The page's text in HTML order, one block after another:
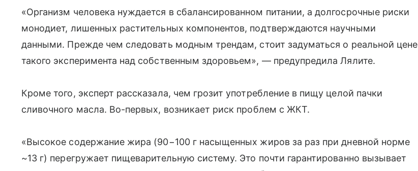
«Организм человека нуждается в сбалансированном питании, а долгосрочные риски
монодиет, лишенных растительных компонентов, подтверждаются научными
данными. Прежде чем следовать модным трендам, стоит задуматься о реальной цене
такого эксперимента над собственным здоровьем», — предупредила Лялите.
Кроме того, эксперт рассказала, чем грозит употребление в пищу целой пачки
сливочного масла. Во-первых, возникает риск проблем с ЖКТ.
«Высокое содержание жира (90−100 г насыщенных жиров за раз при дневной норме
~13 г) перегружает пищеварительную систему. Это почти гарантированно вызывает